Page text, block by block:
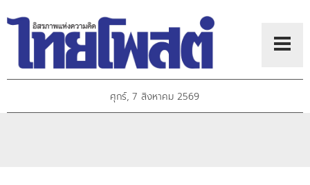
ศุกร์, 7 สิงหาคม 2569